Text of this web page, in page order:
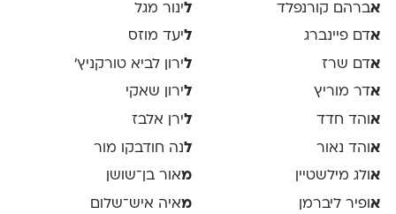
אברהם קורנפלד
אדם פיינברג
אדם שרז
אדר מוריץ
אוהד חדד
אוהד נאור
אולג מילשטיין
אופיר ליברמן
לינור מגל
ליעד מוזס
לירון לביא טורקניץ׳
לירון שאקי
לירן אלבז
לנה חודבקו מור
מאור בן־שושן
מאיה איש־שלום